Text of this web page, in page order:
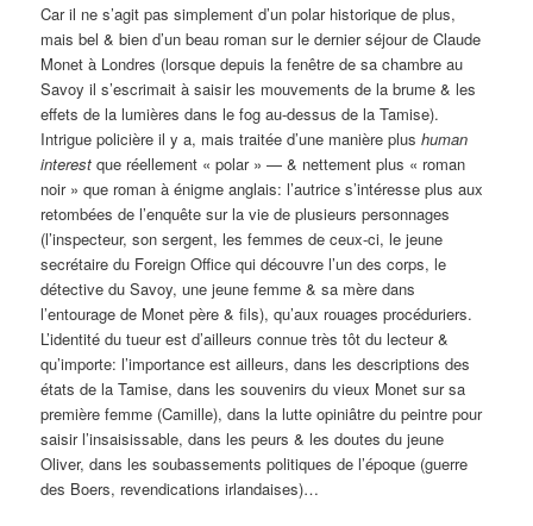
Car il ne s’agit pas simplement d’un polar historique de plus,
mais bel & bien d’un beau roman sur le dernier séjour de Claude
Monet à Londres (lorsque depuis la fenêtre de sa chambre au
Savoy il s’escrimait à saisir les mouvements de la brume & les
effets de la lumières dans le fog au-dessus de la Tamise).
Intrigue policière il y a, mais traitée d’une manière plushuman
interest que réellement « polar » — & nettement plus « roman
noir » que roman à énigme anglais: l’autrice s’intéresse plus aux
retombées de l’enquête sur la vie de plusieurs personnages
(l’inspecteur, son sergent, les femmes de ceux-ci, le jeune
secrétaire du Foreign Office qui découvre l’un des corps, le
détective du Savoy, une jeune femme & sa mère dans
l’entourage de Monet père & fils), qu’aux rouages procéduriers.
L’identité du tueur est d’ailleurs connue très tôt du lecteur &
qu’importe: l’importance est ailleurs, dans les descriptions des
états de la Tamise, dans les souvenirs du vieux Monet sur sa
première femme (Camille), dans la lutte opiniâtre du peintre pour
saisir l’insaisissable, dans les peurs & les doutes du jeune
Oliver, dans les soubassements politiques de l’époque (guerre
des Boers, revendications irlandaises)…